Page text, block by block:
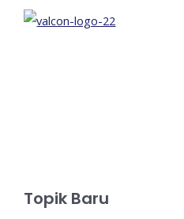
Topik Baru